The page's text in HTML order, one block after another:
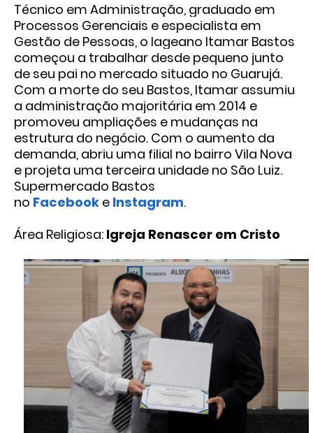
Técnico em Administração, graduado em
Processos Gerenciais e especialista em
Gestão de Pessoas, o lageano Itamar Bastos
começou a trabalhar desde pequeno junto
de seu pai no mercado situado no Guarujá.
Com a morte do seu Bastos, Itamar assumiu
a administração majoritária em 2014 e
promoveu ampliações e mudanças na
estrutura do negócio. Com o aumento da
demanda, abriu uma filial no bairro Vila Nova
e projeta uma terceira unidade no São Luiz.
Supermercado Bastos
no Facebook e Instagram.
Área Religiosa: Igreja Renascer em Cristo